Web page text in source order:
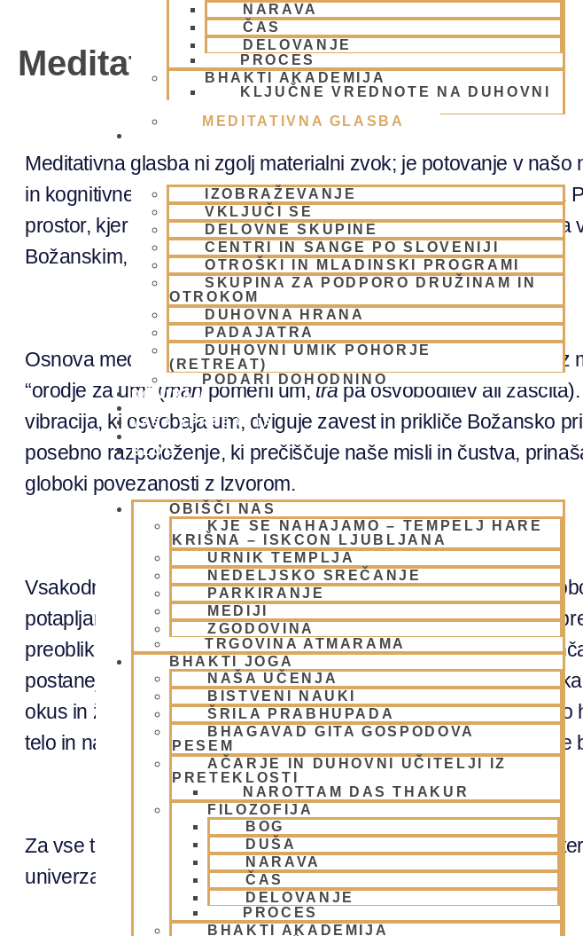
NARAVA
ČAS
DELOVANJE
PROCES
BHAKTI AKADEMIJA
KLJUČNE VREDNOTE NA DUHOVNI
MEDITATIVNA GLASBA
IZOBRAŽEVANJE
VKLJUČI SE
DELOVNE SKUPINE
CENTRI IN SANGE PO SLOVENIJI
OTROŠKI IN MLADINSKI PROGRAMI
SKUPINA ZA PODPORO DRUŽINAM IN
OTROKOM
DUHOVNA HRANA
PADAJATRA
DUHOVNI UMIK POHORJE
(RETREAT)
PODARI DOHODNINO
DONIRAJ
VAŠA VPRAŠANJA
PIŠI NAM
BLOG
OBIŠČI NAS
KJE SE NAHAJAMO – TEMPELJ HARE
KRIŠNA – ISKCON LJUBLJANA
URNIK TEMPLJA
NEDELJSKO SREČANJE
PARKIRANJE
MEDIJI
ZGODOVINA
TRGOVINA ATMARAMA
BHAKTI JOGA
NAŠA UČENJA
BISTVENI NAUKI
ŠRILA PRABHUPADA
BHAGAVAD GITA GOSPODOVA
PESEM
AČARJE IN DUHOVNI UČITELJI IZ
PRETEKLOSTI
NAROTTAM DAS THAKUR
FILOZOFIJA
BOG
DUŠA
NARAVA
ČAS
DELOVANJE
PROCES
BHAKTI AKADEMIJA
Meditativna glasba
Meditativna glasba ni zgolj materialni zvok; je potovanje v
in kognitivne blokade in nam razodeva duhovno razpoloženje.
prostor, kjer se srečata melodija in mantra, kjer vsak ton
Božanskim, kjer lahko samo smo, …
Osnova meditativne devocijske glasbe je sveti zvok, ki izvira iz
“orodje za um” (manpomeni um,trapa osvoboditev ali
vibracija, ki osvobaja um, dviguje zavest in prikliče Božansko
posebno razpoloženje, ki prečiščuje naše misli in čustva,
globoki povezanosti z Izvorom.
Vsakodnevno petje mantre je duhovna praksa, ki počasi, a
potapljanjem v sveto vibracijo se naše srce postopoma očisti
preoblikuje naše navade in vrednote. Naša osebnost se
postanejo bolj odprte za dojemanje lepote življenja ter vsega,
okus in želje, saj se vse bolj usmerjamo k tistemu, kar
telo in nam, zaradi minljivosti povzroča trpljenje, pa postaja vse
Za vse te dobrobiti nam ni potrebno peti nešteto različnih
univerzalna – Hare Krišna Maha Mantra.